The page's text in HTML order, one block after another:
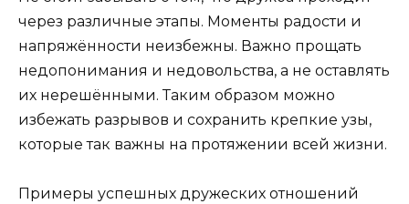
через различные этапы. Моменты радости и
напряжённости неизбежны. Важно прощать
недопонимания и недовольства, а не оставлять
их нерешёнными. Таким образом можно
избежать разрывов и сохранить крепкие узы,
которые так важны на протяжении всей жизни.
Примеры успешных дружеских отношений